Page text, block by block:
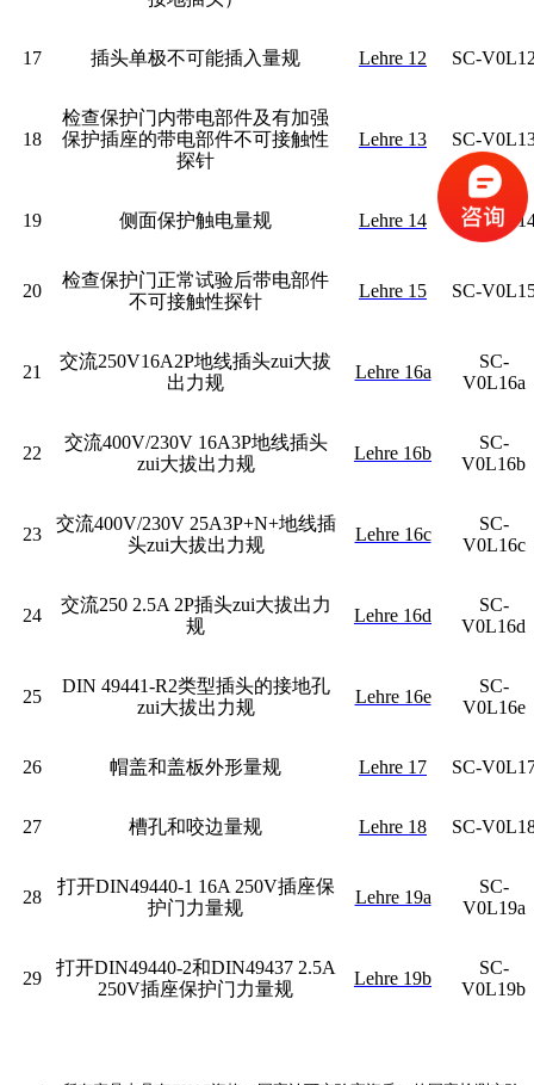
17 插头单极不可能插入量规 Lehre 12 SC-
18
检查保护门内带电部件及有加强
保护插座的带电部件不可接触性
探针
Lehre 13 SC-
19 侧面保护触电量规 Lehre 14 SC-
20
检查保护门正常试验后带电部件
不可接触性探针
Lehre 15 SC-
21
交流250V16A2P地线插头zui大拔
出力规
Lehre 16a
SC-
V0L16a
22
交流400V/230V 16A3P地线插头
zui大拔出力规
Lehre 16b
SC-
V0L16b
23
交流400V/230V 25A3P+N+地线插
头zui大拔出力规
Lehre 16c
SC-
V0L16c
24
交流250 2.5A 2P插头zui大拔出力
规
Lehre 16d
SC-
V0L16d
25
DIN 49441-R2类型插头的接地孔
zui大拔出力规
Lehre 16e
SC-
V0L16e
26 帽盖和盖板外形量规 Lehre 17 SC-
27 槽孔和咬边量规 Lehre 18 SC-
28
打开DIN49440-1 16A 250V插座保
护门力量规
Lehre 19a
SC-
V0L19a
29
打开DIN49440-2和DIN49437 2.5A
250V插座保护门力量规
Lehre 19b
SC-
V0L19b